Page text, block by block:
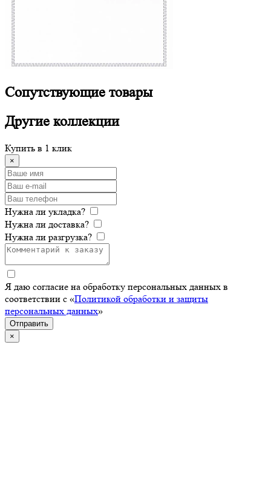
Сопутствующие товары
Другие коллекции
Купить в 1 клик
×
Нужна ли укладка?
Нужна ли доставка?
Нужна ли разгрузка?
Я даю согласие на обработку персональных данных в
соответствии с «Политикой обработки и защиты
персональных данных»
Отправить
×